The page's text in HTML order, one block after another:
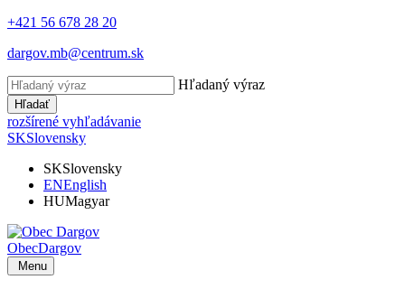
+421 56 678 28 20
dargov.mb@centrum.sk
Hľadaný výraz
Hľadať
rozšírené vyhľadávanie
SKSlovensky
SKSlovensky
ENEnglish
HUMagyar
ObecDargov
Menu